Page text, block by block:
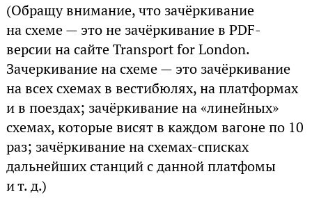
(Обращу внимание, что зачёркивание
на схеме — это не зачёркивание в PDF-
версии на сайте Transport for London.
Зачеркивание на схеме — это зачёркивание
на всех схемах в вестибюлях, на платформах
и в поездах; зачёркивание на «линейных»
схемах, которые висят в каждом вагоне по 10
раз; зачёркивание на схемах-списках
дальнейших станций с данной платфомы
и т. д.)